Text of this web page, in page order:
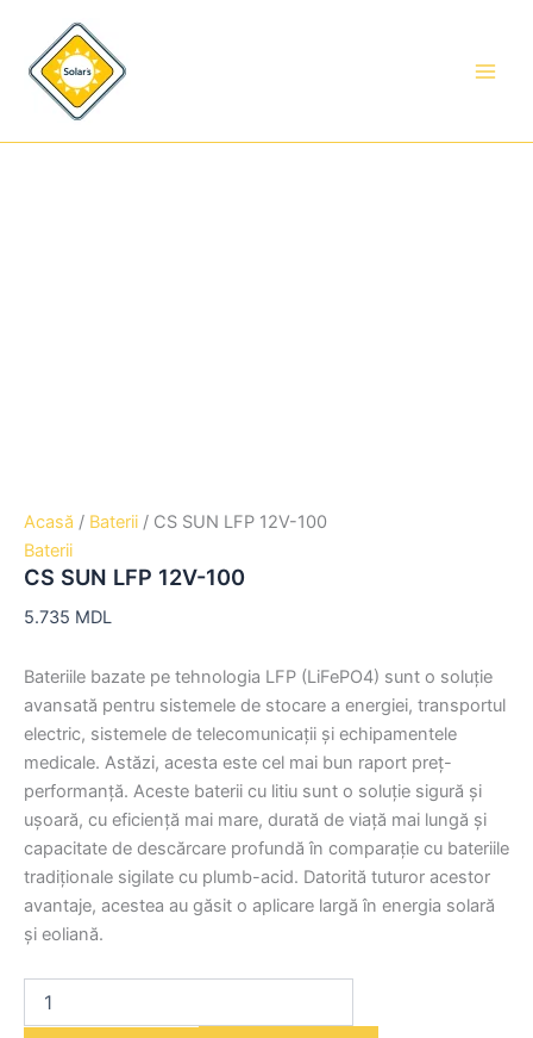
conținut
Acasă / Baterii / CS SUN LFP 12V-100
Baterii
CS SUN LFP 12V-100
5.735 MDL
Bateriile bazate pe tehnologia LFP (LiFePO4) sunt o soluție
avansată pentru sistemele de stocare a energiei, transportul
electric, sistemele de telecomunicații și echipamentele
medicale. Astăzi, acesta este cel mai bun raport preț-
performanță. Aceste baterii cu litiu sunt o soluție sigură și
ușoară, cu eficiență mai mare, durată de viață mai lungă și
capacitate de descărcare profundă în comparație cu bateriile
tradiționale sigilate cu plumb-acid. Datorită tuturor acestor
avantaje, acestea au găsit o aplicare largă în energia solară
și eoliană.
SUN
LFP
12V-